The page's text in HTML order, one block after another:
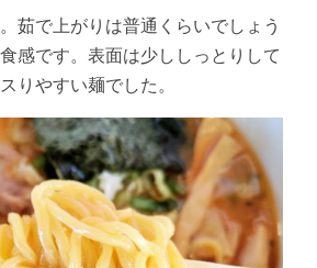
茹で上がりは普通くらいでしょう
感です。表面は少ししっとりして
りやすい麺でした。